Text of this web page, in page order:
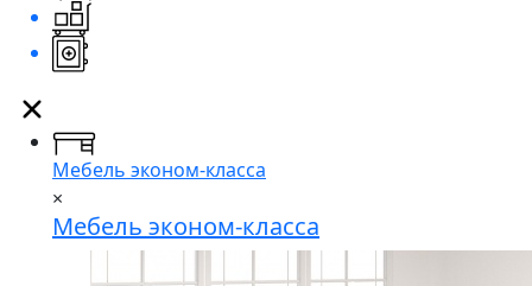
Мебель эконом-класса
×
Мебель эконом-класса